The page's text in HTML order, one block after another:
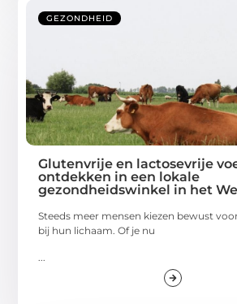
GEZONDHEID
Glutenvrije en lactosevrije
ontdekken in een lokale
gezondheidswinkel in het
Steeds meer mensen kiezen bewust
bij hun lichaam. Of je nu